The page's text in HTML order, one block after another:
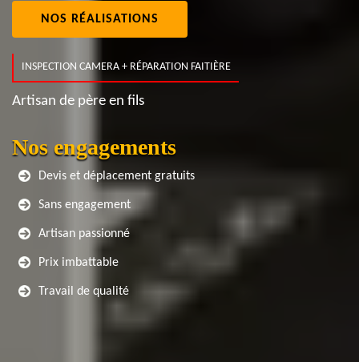
NOS RÉALISATIONS
INSPECTION CAMERA + RÉPARATION FAITIÈRE
Artisan de père en fils
Nos engagements
Devis et déplacement gratuits
Sans engagement
Artisan passionné
Prix imbattable
Travail de qualité